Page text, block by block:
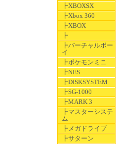
┣XBOXSX
┣Xbox 360
┣XBOX
┣
┣バーチャルボー
イ
┣ポケモンミニ
┣NES
┣DISKSYSTEM
┣SG-1000
┣MARK 3
┣マスターシステ
ム
┣メガドライブ
┣サターン